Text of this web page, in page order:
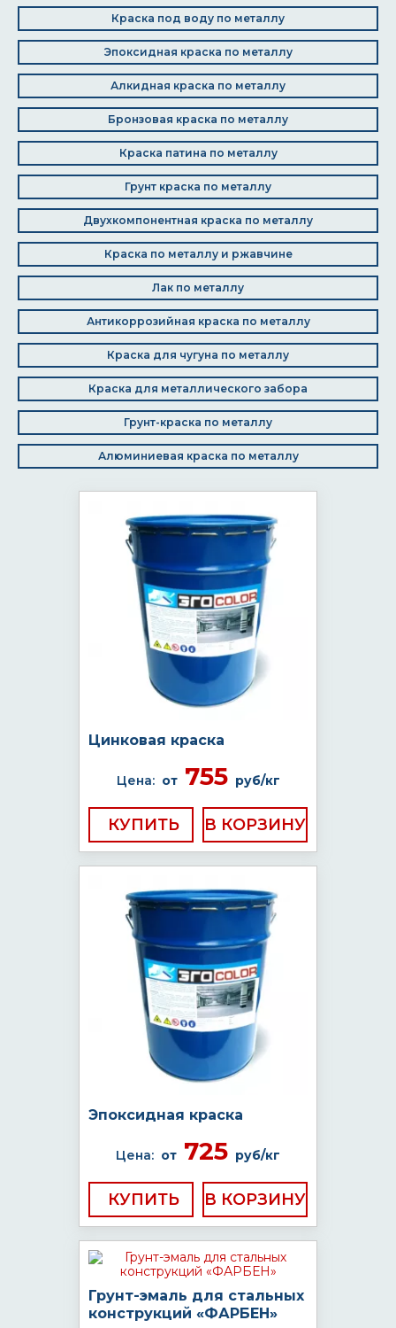
Краска под воду по металлу
Эпоксидная краска по металлу
Алкидная краска по металлу
Бронзовая краска по металлу
Краска патина по металлу
Грунт краска по металлу
Двухкомпонентная краска по металлу
Краска по металлу и ржавчине
Лак по металлу
Антикоррозийная краска по металлу
Краска для чугуна по металлу
Краска для металлического забора
Грунт-краска по металлу
Алюминиевая краска по металлу
Цинковая краска
Цена: от755 руб/кг
КУПИТЬ
Эпоксидная краска
Цена: от 725 руб/кг
КУПИТЬ
Грунт-эмаль для стальных
конструкций «ФАРБЕН»